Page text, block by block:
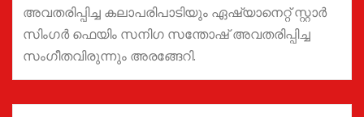
അവതരിപ്പിച്ച കലാപരിപാടിയും ഏഷ്യാനെറ്റ് സ്റ്റാർ
സിംഗർ ഫെയിം സനിഗ സന്തോഷ് അവതരിപ്പിച്ച
സംഗീതവിരുന്നും അരങ്ങേറി.